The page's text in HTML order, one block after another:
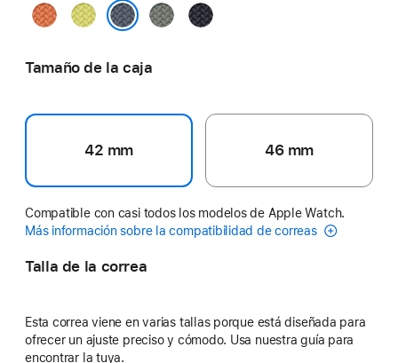
CúrcumaAmarillo
Gris
Medianoche
Tamaño de la caja
42 mm 46 mm
Compatible con casi todos los modelos de Apple Watch.
Más información sobre la compatibilidad de correas
Talla de la correa
Esta correa viene en varias tallas porque está diseñada para
ofrecer un ajuste preciso y cómodo. Usa nuestra guía para
encontrar la tuya.